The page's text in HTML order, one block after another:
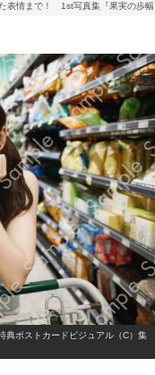
表情まで！ 1st写真集『果実の歩
典ポストカードビジュアル（C）集